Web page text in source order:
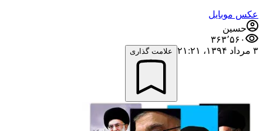
عکس موبایل
حسین
۳۶۳٬۵۶۰
۳ مرداد ۱۳۹۴،‏ ۲۱:۲۱
علامت گذاری